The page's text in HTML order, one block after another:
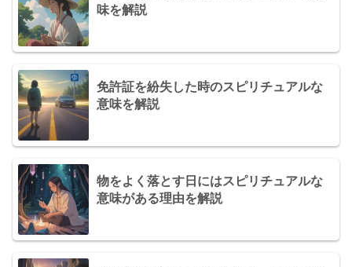
味を解説
免許証を紛失した時のスピリチュアルな
意味を解説
物をよく落とす日にはスピリチュアルな
意味がある理由を解説